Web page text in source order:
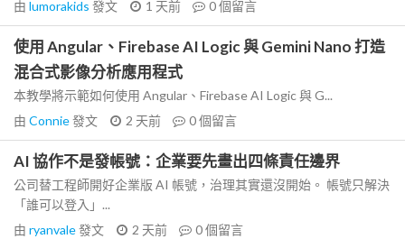
由 lumorakids 發文 1 天前 0個留言
使用 Angular、Firebase AI Logic 與 Gemini Nano 打造
混合式影像分析應用程式
本教學將示範如何使用 Angular、Firebase AI Logic 與 G...
由 Connie發文 2 天前 0個留言
AI 協作不是發帳號：企業要先畫出四條責任邊界
公司替工程師開好企業版 AI 帳號，治理其實還沒開始。 帳號只解決
「誰可以登入」...
由 ryanvale發文 2 天前 0個留言